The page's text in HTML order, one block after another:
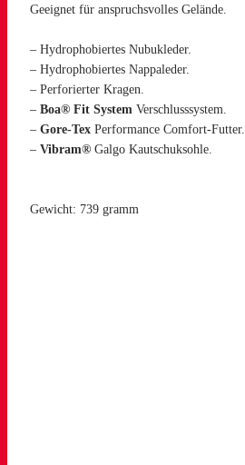
Geeignet für anspruchsvolles Gelände.
– Hydrophobiertes Nubukleder.
– Hydrophobiertes Nappaleder.
– Perforierter Kragen.
– Boa® Fit System Verschlusssystem.
– Gore-Tex Performance Comfort-Futter.
– Vibram® Galgo Kautschuksohle.
Gewicht: 739 gramm